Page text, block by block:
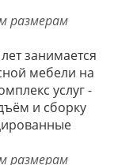
занимается
мебели на
услуг -
и сборку